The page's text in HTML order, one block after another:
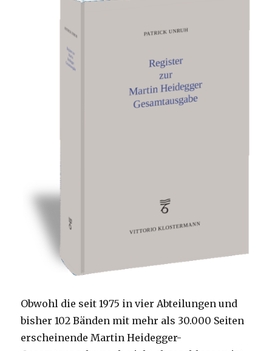
Obwohl die seit 1975 in vier Abteilungen und
bisher 102 Bänden mit mehr als 30.000 Seiten
erscheinende Martin Heidegger-